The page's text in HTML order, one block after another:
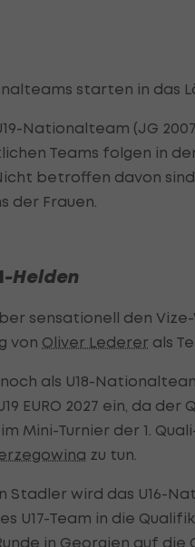
starten in das
Nationalteam (JG
Teams folgen in
betroffen davon sind
der Frauen.
Helden
sensationell den
von Oliver Lederer als
als U18-
EURO 2027 ein, da
Mini-Turnier der 1.
zu tun.
wird das U16-
Team in die
in Georgien auf die